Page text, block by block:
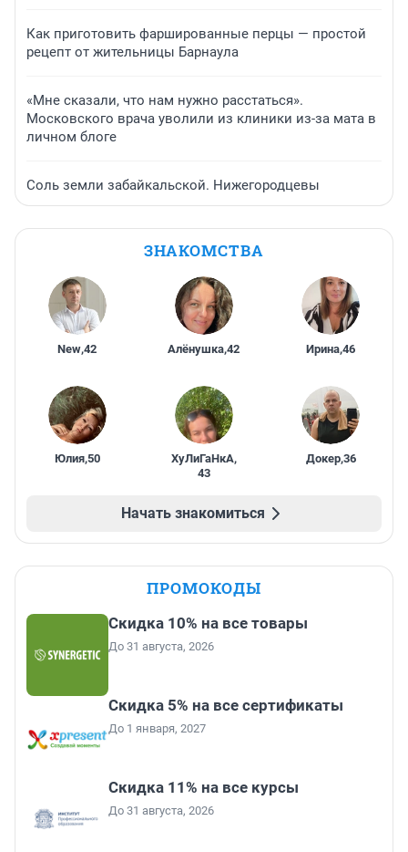
Как приготовить фаршированные перцы — простой
рецепт от жительницы Барнаула
«Мне сказали, что нам нужно расстаться».
Московского врача уволили из клиники из-за мата в
личном блоге
Соль земли забайкальской. Нижегородцевы
ЗНАКОМСТВА
New,42 Алёнушка,42 Ирина,46
Юлия,50 ХуЛиГаНкА,
43
Докер,36
Начать знакомиться
ПРОМОКОДЫ
Скидка 10% на все товары
До 31 августа, 2026
Скидка 5% на все сертификаты
До 1 января, 2027
Скидка 11% на все курсы
До 31 августа, 2026